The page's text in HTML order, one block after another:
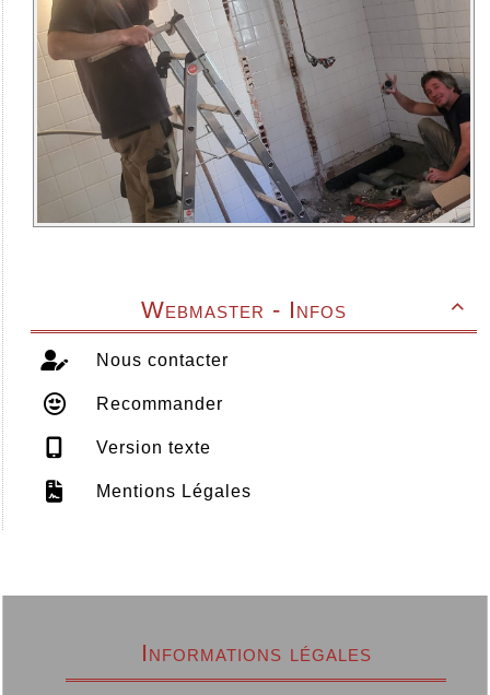

Webmaster - Infos
Nous contacter
Recommander
Version texte
Mentions Légales
Informations légales